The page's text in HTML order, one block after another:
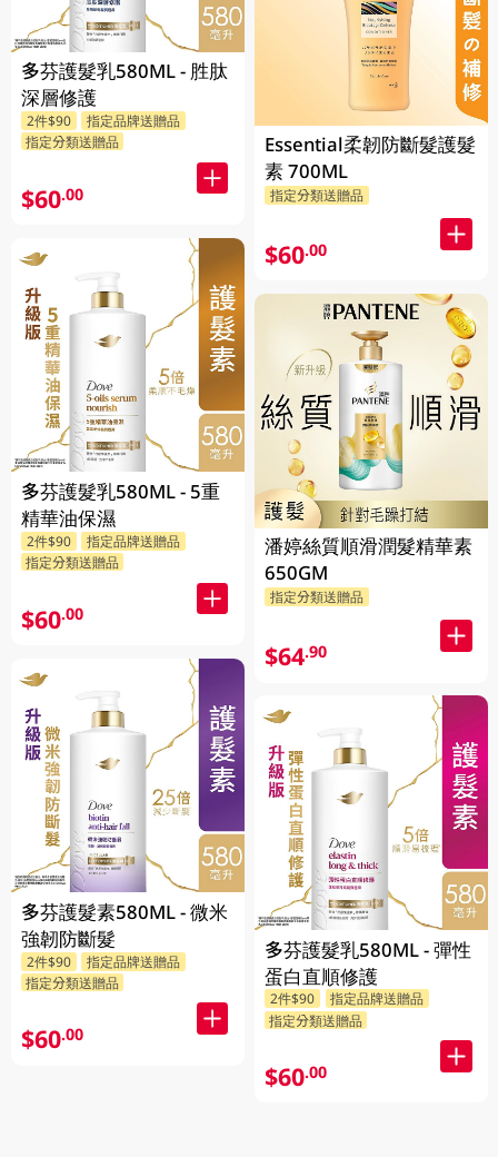
多芬護髮乳580ML - 胜肽
深層修護
2件$90
指定品牌送贈品
指定分類送贈品
$60.00
多芬護髮乳580ML - 5重
精華油保濕
2件$90
指定品牌送贈品
指定分類送贈品
$60.00
多芬護髮素580ML - 微米
強韌防斷髮
2件$90
指定品牌送贈品
指定分類送贈品
$60.00
Essential柔韌防斷髮護髮
素 700ML
指定分類送贈品
$60.00
潘婷絲質順滑潤髮精華素
650GM
指定分類送贈品
$64.90
多芬護髮乳580ML - 彈性
蛋白直順修護
2件$90
指定品牌送贈品
指定分類送贈品
$60.00